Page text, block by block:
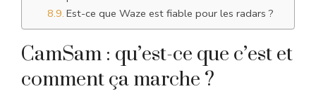
Est-ce que Waze est fiable pour les radars ?
CamSam : qu’est-ce que c’est et
comment ça marche ?